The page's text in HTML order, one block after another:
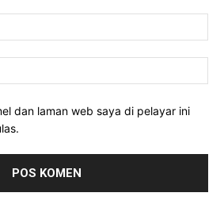
dan laman web saya di pelayar ini